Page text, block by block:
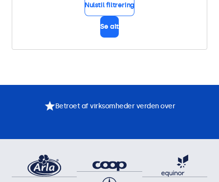
Nulstil filtrering
Se alt
Betroet af virksomheder verden over